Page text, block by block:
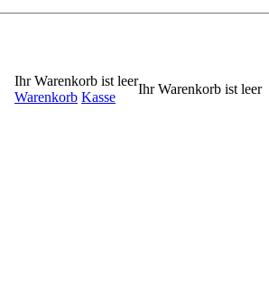
Ihr Warenkorb ist leer
Warenkorb Kasse
Ihr Warenkorb ist leer